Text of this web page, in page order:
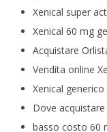
Xenical super
Xenical 60 mg
Acquistare
Vendita online
Xenical
Dove
basso costo 60